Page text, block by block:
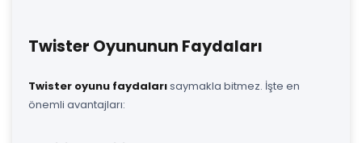
Twister Oyununun Faydaları
Twister oyunu faydalarısaymakla bitmez. İşte en
önemli avantajları: